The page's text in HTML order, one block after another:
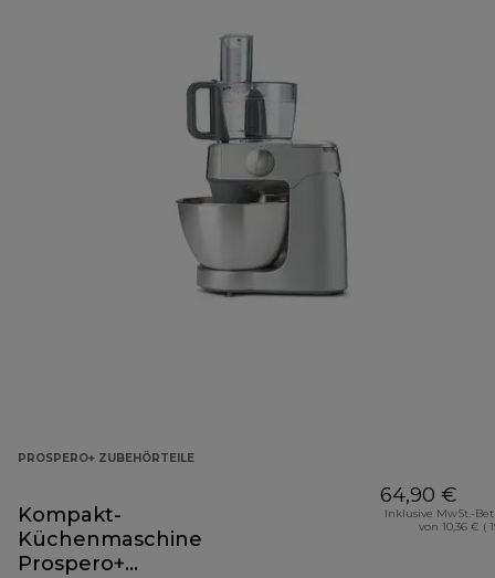
PROSPERO+ ZUBEHÖRTEILE
Kompakt-
Küchenmaschine
Prospero+
64,90 €
Inklusive MwSt.-
von 10,36 € (